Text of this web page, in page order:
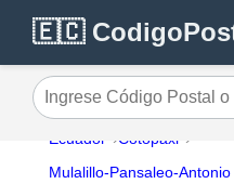
🇪🇨
Ingrese Código Postal o
Ecuador
Cotopaxi
Mulalillo-Pansaleo-